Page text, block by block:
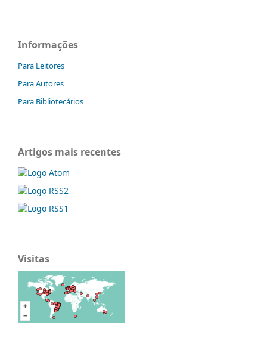
Informações
Para Leitores
Para Autores
Para Bibliotecários
Artigos mais recentes
Visitas